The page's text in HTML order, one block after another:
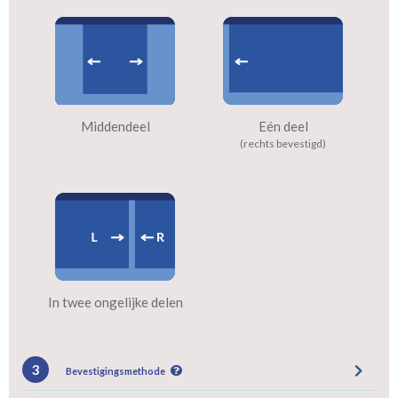
Middendeel Eén deel
(rechts bevestigd)
In twee ongelijke delen
3 Bevestigingsmethode